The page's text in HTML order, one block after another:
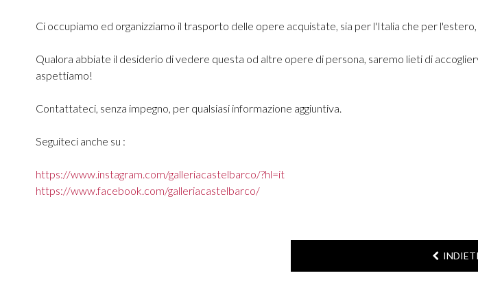
Ci occupiamo ed organizziamo il trasporto delle opere acquistate, sia per l'Italia che per
Qualora abbiate il desiderio di vedere questa od altre opere di persona, saremo lieti di
aspettiamo!
Contattateci, senza impegno, per qualsiasi informazione aggiuntiva.
Seguiteci anche su :
https://www.instagram.com/galleriacastelbarco/?hl=it
https://www.facebook.com/galleriacastelbarco/